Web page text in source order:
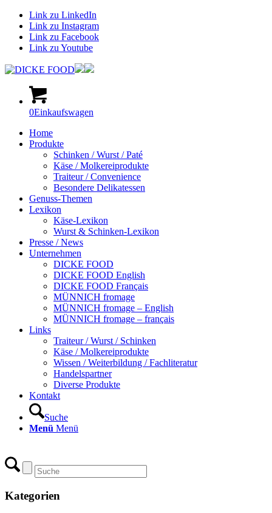
Link zu LinkedIn
Link zu Instagram
Link zu Facebook
Link zu Youtube
0Einkaufswagen
Home
Produkte
Schinken / Wurst / Paté
Käse / Molkereiprodukte
Traiteur / Convenience
Besondere Delikatessen
Genuss-Themen
Lexikon
Käse-Lexikon
Wurst & Schinken-Lexikon
Presse / News
Unternehmen
DICKE FOOD
DICKE FOOD English
DICKE FOOD Français
MÜNNICH fromage
MÜNNICH fromage – English
MÜNNICH fromage – français
Links
Traiteur / Wurst / Schinken
Käse / Molkereiprodukte
Wissen / Weiterbildung / Fachliteratur
Handelspartner
Diverse Produkte
Kontakt
Suche
Menü Menü
Kategorien